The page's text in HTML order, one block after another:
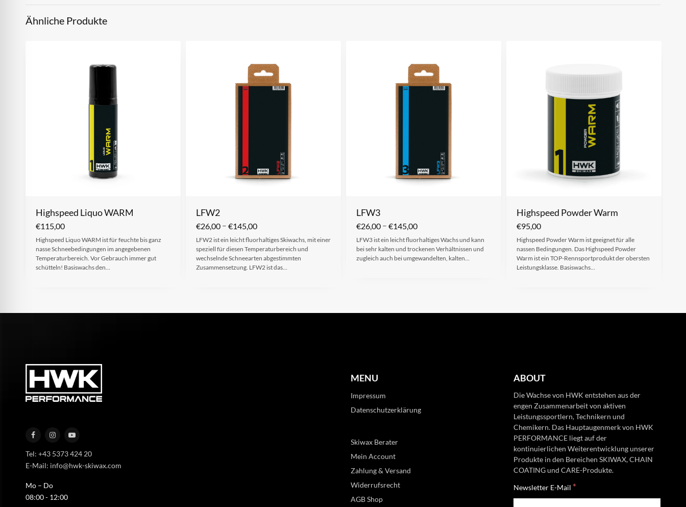
Ähnliche Produkte
Highspeed Liquo WARM
€115,00
Highspeed Liquo WARM ist für feuchte bis ganz
nasse Schneebedingungen im angegebenen
Temperaturbereich. Vor Gebrauch immer gut
schütteln! Basiswachs den…
LFW2
€26,00 – €145,00
LFW2 ist ein leicht fluorhaltiges Skiwachs, mit einer
speziell für diesen Temperaturbereich und
wechselnde Schneearten abgestimmten
Zusammensetzung. LFW2 ist das…
LFW3
€26,00 – €145,00
LFW3 ist ein leicht fluorhaltiges Wachs und kann
bei sehr kalten und trockenen Verhältnissen und
zugleich auch bei umgewandelten, kalten…
Highspeed Powder Warm
€95,00
Highspeed Powder Warm ist geeignet für alle
nassen Bedingungen. Das Highspeed Powder
Warm ist ein TOP-Rennsportprodukt der obersten
Leistungsklasse. Basiswachs…
Tel: +43 5373 424 20
E-Mail: info@hwk-skiwax.com
Mo – Do
08:00 - 12:00
MENU
Impressum
Datenschutzerklärung
Skiwax Berater
Mein Account
Zahlung & Versand
Widerrufsrecht
AGB Shop
ABOUT
Die Wachse von HWK entstehen aus der
engen Zusammenarbeit von aktiven
Leistungssportlern, Technikern und
Chemikern. Das Hauptaugenmerk von HWK
PERFORMANCE liegt auf der
kontinuierlichen Weiterentwicklung unserer
Produkte in den Bereichen SKIWAX, CHAIN
COATING und CARE-Produkte.
Newsletter E-Mail *